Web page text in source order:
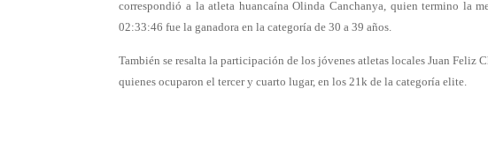
correspondió a la atleta huancaína Olinda Canchanya, quien termino la
02:33:46 fue la ganadora en la categoría de 30 a 39 años.
También se resalta la participación de los jóvenes atletas locales Juan Feliz
quienes ocuparon el tercer y cuarto lugar, en los 21k de la categoría elite.